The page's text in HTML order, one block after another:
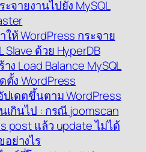
จายงานไปยัง MySQL
ห้ WordPress กระจาย
Slave ด้วย HyperDB
ง Load Balance MySQL
ง WordPress
ปเดตขึ้นตาม WordPress
เกินไป : กรณี joomscan
post แล้ว update ไม่ได้
ย่างไร